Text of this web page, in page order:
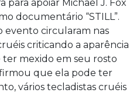
para apoiar Michael J. Fox
documentário “STILL”.
evento circularam nas
criticando a aparência
mexido em seu rosto
que ela pode ter
vários tecladistas cruéis